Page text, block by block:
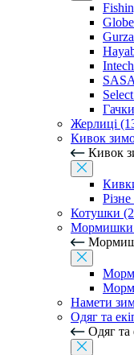
Жерлиці
Кивок
Кивок
Котушки
Мормишки
Намети
Одяг та
Одяг та